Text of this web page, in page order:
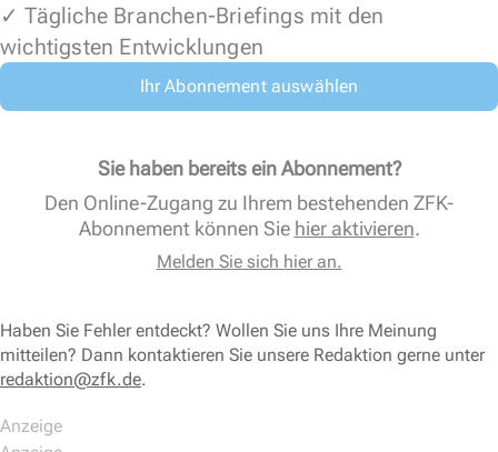
✓ Tägliche Branchen-Briefings mit den
wichtigsten Entwicklungen
Ihr Abonnement auswählen
Sie haben bereits ein Abonnement?
Den Online-Zugang zu Ihrem bestehenden ZFK-
Abonnement können Sie hier aktivieren.
Melden Sie sich hier an.
Haben Sie Fehler entdeckt? Wollen Sie uns Ihre Meinung
mitteilen? Dann kontaktieren Sie unsere Redaktion gerne unter
redaktion@zfk.de.